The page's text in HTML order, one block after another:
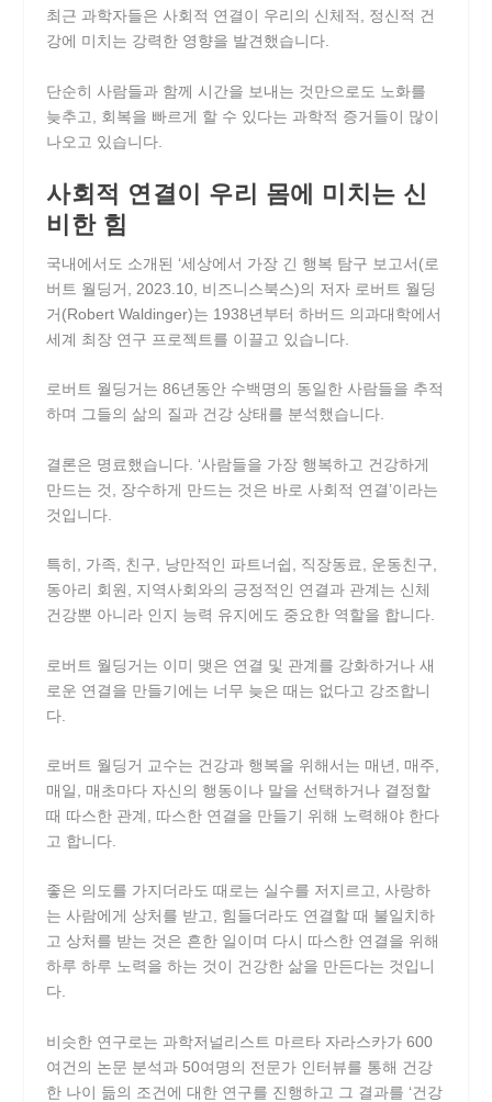
최근 과학자들은 사회적 연결이 우리의 신체적, 정신적 건
강에 미치는 강력한 영향을 발견했습니다.
단순히 사람들과 함께 시간을 보내는 것만으로도 노화를
늦추고, 회복을 빠르게 할 수 있다는 과학적 증거들이 많이
나오고 있습니다.
사회적 연결이 우리 몸에 미치는 신
비한 힘
국내에서도 소개된 ‘세상에서 가장 긴 행복 탐구 보고서(로
버트 월딩거, 2023.10, 비즈니스북스)의 저자 로버트 월딩
거(Robert Waldinger)는 1938년부터 하버드 의과대학에서
세계 최장 연구 프로젝트를 이끌고 있습니다.
로버트 월딩거는 86년동안 수백명의 동일한 사람들을 추적
하며 그들의 삶의 질과 건강 상태를 분석했습니다.
결론은 명료했습니다. ‘사람들을 가장 행복하고 건강하게
만드는 것, 장수하게 만드는 것은 바로 사회적 연결’이라는
것입니다.
특히, 가족, 친구, 낭만적인 파트너쉽, 직장동료, 운동친구,
동아리 회원, 지역사회와의 긍정적인 연결과 관계는 신체
건강뿐 아니라 인지 능력 유지에도 중요한 역할을 합니다.
로버트 월딩거는 이미 맺은 연결 및 관계를 강화하거나 새
로운 연결을 만들기에는 너무 늦은 때는 없다고 강조합니
다.
로버트 월딩거 교수는 건강과 행복을 위해서는 매년, 매주,
매일, 매초마다 자신의 행동이나 말을 선택하거나 결정할
때 따스한 관계, 따스한 연결을 만들기 위해 노력해야 한다
고 합니다.
좋은 의도를 가지더라도 때로는 실수를 저지르고, 사랑하
는 사람에게 상처를 받고, 힘들더라도 연결할 때 불일치하
고 상처를 받는 것은 흔한 일이며 다시 따스한 연결을 위해
하루 하루 노력을 하는 것이 건강한 삶을 만든다는 것입니
다.
비슷한 연구로는 과학저널리스트 마르타 자라스카가 600
여건의 논문 분석과 50여명의 전문가 인터뷰를 통해 건강
한 나이 듦의 조건에 대한 연구를 진행하고 그 결과를 ‘건강